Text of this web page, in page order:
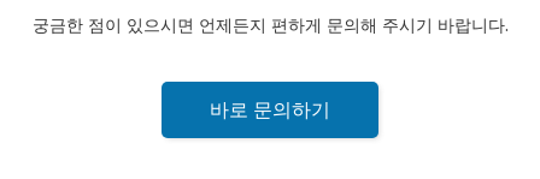
궁금한 점이 있으시면 언제든지 편하게 문의해 주시기 바랍니다.
바로 문의하기